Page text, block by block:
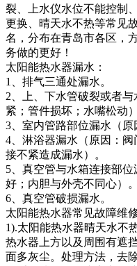
裂、上水仪水位不能控制
更换、晴天水不热等常见
名，分布在青岛市各区，
务做的更好！
太阳能热水器漏水：
1、排气三通处漏水。
2、上、下水管破裂或者
紧；管件损坏；水嘴松动）
3、室内管路部位漏水（原
4、淋浴器漏水（原因：
接不紧造成漏水）。
5、真空管与水箱连接部
好；内胆与外壳不同心）。
6、真空管破损漏水。
太阳能热水器常见故障维修
1).太阳能热水器晴天水不
热水器上方以及周围有遮
面多灰尘。处理方法，去